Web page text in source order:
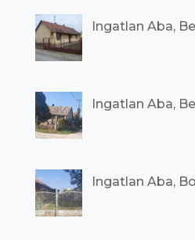
Ingatlan Aba,
Ingatlan Aba,
Ingatlan Aba,